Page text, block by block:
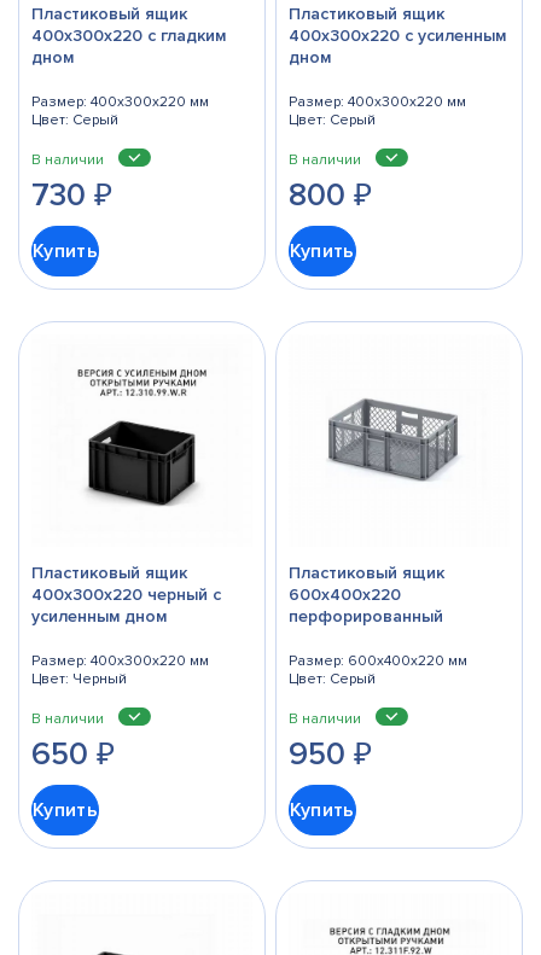
Пластиковый ящик
400х300х220 с гладким
дном
Размер: 400x300x220 мм
Цвет: Серый
В наличии
730₽
Купить
Пластиковый ящик
400х300х220 с усиленным
дном
Размер: 400x300x220 мм
Цвет: Серый
В наличии
800 ₽
Купить
Пластиковый ящик
400х300х220 черный с
усиленным дном
Размер: 400x300x220 мм
Цвет: Черный
В наличии
650₽
Купить
Пластиковый ящик
600х400х220
перфорированный
Размер: 600x400x220 мм
Цвет: Серый
В наличии
950 ₽
Купить